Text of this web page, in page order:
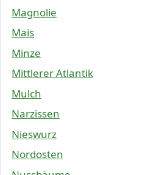
Magnolie
Mais
Minze
Mittlerer Atlantik
Mulch
Narzissen
Nieswurz
Nordosten